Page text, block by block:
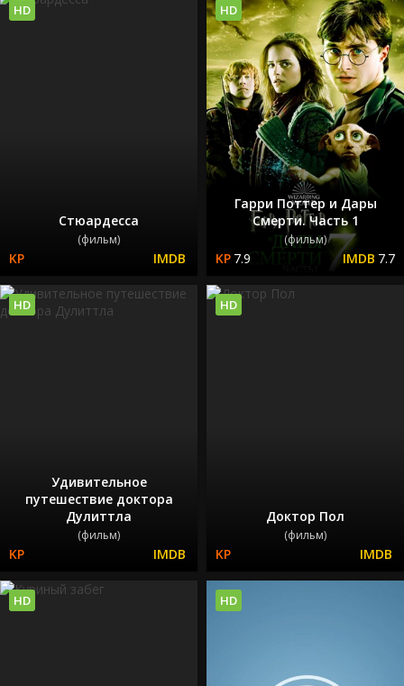
Стюардесса
(фильм)
HD
Гарри Поттер и Дары
Смерти. Часть 1
(фильм)
7.9 7.7
HD
Удивительное
путешествие доктора
Дулиттла
(фильм)
HD
Доктор Пол
(фильм)
HD
HD HD